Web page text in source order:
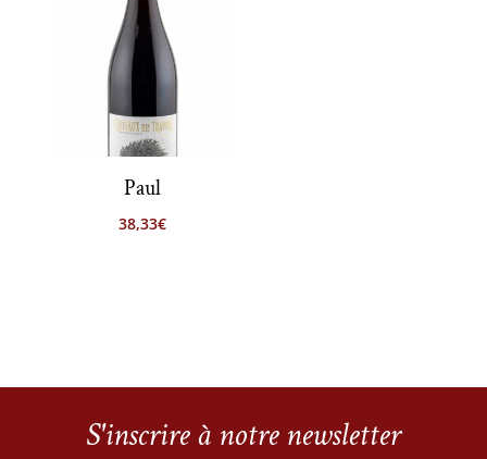
Paul
38,33€
S'inscrire à notre newsletter